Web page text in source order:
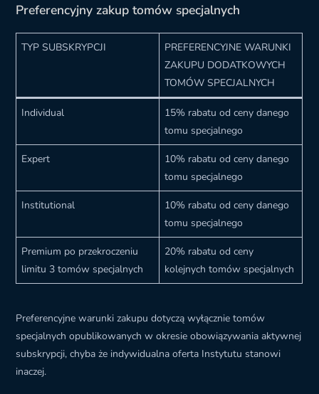
Preferencyjny zakup tomów specjalnych
TYP SUBSKRYPCJI
PREFERENCYJNE WARUNKI
ZAKUPU DODATKOWYCH
TOMÓW SPECJALNYCH
Individual
15% rabatu od ceny danego
tomu specjalnego
Expert
10% rabatu od ceny danego
tomu specjalnego
Institutional
10% rabatu od ceny danego
tomu specjalnego
Premium po przekroczeniu
limitu 3 tomów specjalnych
20% rabatu od ceny
kolejnych tomów specjalnych
Preferencyjne warunki zakupu dotyczą wyłącznie tomów
specjalnych opublikowanych w okresie obowiązywania aktywnej
subskrypcji, chyba że indywidualna oferta Instytutu stanowi
inaczej.